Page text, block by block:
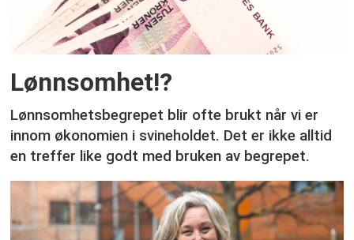
Lønnsomhet!?
Lønnsomhetsbegrepet blir ofte brukt når vi er
innom økonomien i svineholdet. Det er ikke alltid
en treffer like godt med bruken av begrepet.